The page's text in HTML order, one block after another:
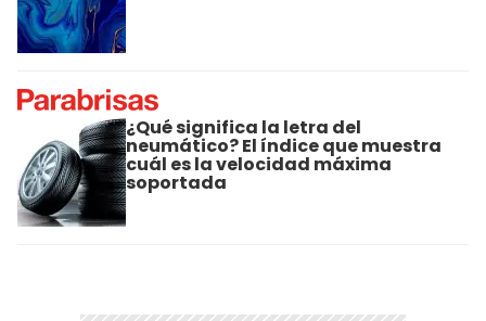
¿Qué significa la letra del
neumático? El índice que muestra
cuál es la velocidad máxima
soportada